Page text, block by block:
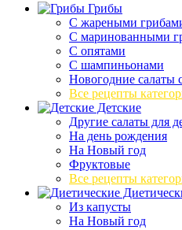
Грибы
C жареными
C маринованными
C опятами
C шампиньонами
Новогодние салаты
Все рецепты
Детские
Другие салаты для
На день рождения
На Новый год
Фруктовые
Все рецепты
Из капусты
На Новый год